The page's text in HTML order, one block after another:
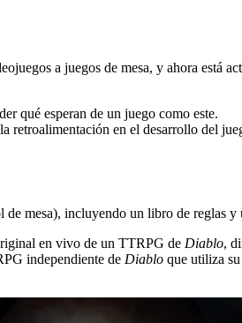
a juegos de mesa, y ahora está
qué esperan de un juego como este.
en el desarrollo del
mesa), incluyendo un libro de reglas y
en vivo de un TTRPG de Diablo,
independiente de Diablo que utiliza